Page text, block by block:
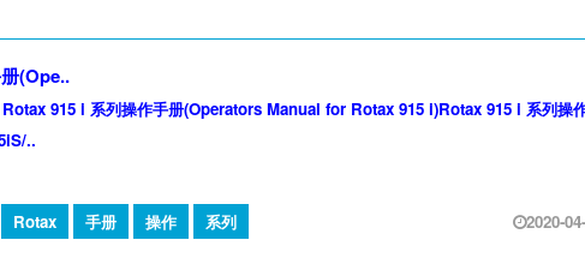
(Ope..
915 i 系列操作手册(Operators Manual for Rotax 915 i)Rotax 915 i 系列
..
Rotax 手册 操作 系列 2020-